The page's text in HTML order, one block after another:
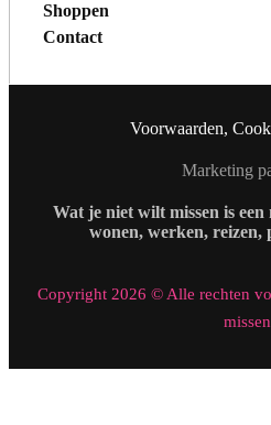
Shoppen
Contact
Voorwaarden,
Marketing
Wat je niet wilt missen is
wonen, werken, reizen,
Copyright 2026 © Alle rechten
missen